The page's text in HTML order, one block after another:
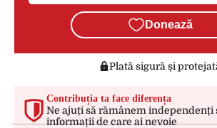
Donează
Plată sigură și
Contribuția ta face diferența
Ne ajuți să rămânem independenți
informații de care ai nevoie